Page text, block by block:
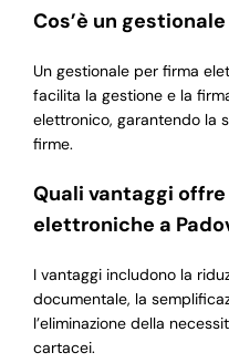
Cos’è un
Un gestionale per firma
facilita la gestione e la
elettronico, garantendo la
firme.
Quali vantaggi
elettroniche a
I vantaggi includono la
documentale, la
l’eliminazione della
cartacei.